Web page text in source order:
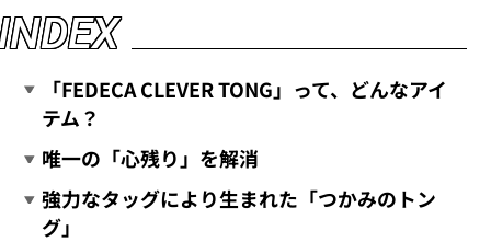
NDEX
「FEDECA CLEVER TONG」って、どんなアイ
テム？
唯一の「心残り」を解消
強力なタッグにより生まれた「つかみのトン
グ」